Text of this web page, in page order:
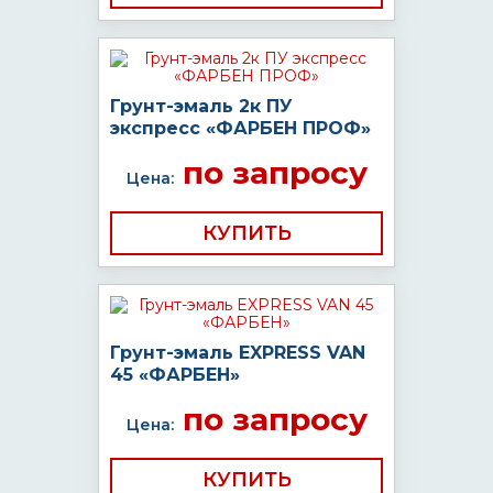
Грунт-эмаль 2к ПУ
экспресс «ФАРБЕН ПРОФ»
Цена:по запросу
КУПИТЬ
Грунт-эмаль EXPRESS VAN
45 «ФАРБЕН»
Цена:по запросу
КУПИТЬ